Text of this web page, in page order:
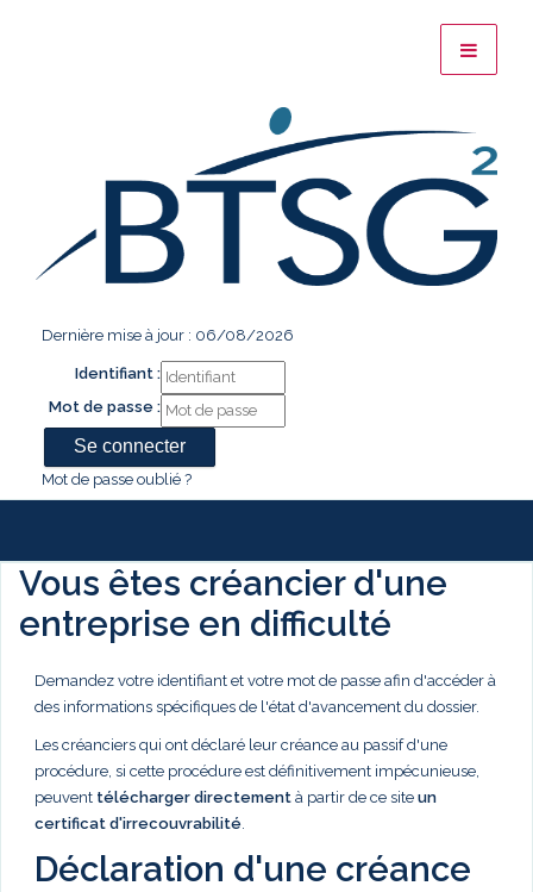
Dernière mise à jour : 06/08/2026
Identifiant :
Mot de passe :
Mot de passe oublié ?
Vous êtes créancier d'une
entreprise en difficulté
Demandez votre identifiant et votre mot de passe afin d'accéder à
des informations spécifiques de l'état d'avancement du dossier.
Les créanciers qui ont déclaré leur créance au passif d'une
procédure, si cette procédure est définitivement impécunieuse,
peuvent télécharger directement à partir de ce site un
certificat d'irrecouvrabilité.
Déclaration d'une créance